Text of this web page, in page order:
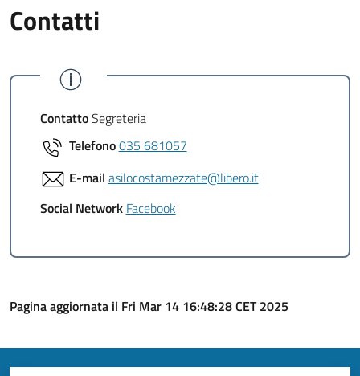
Contatti
ContattoSegreteria
Telefono035 681057
E-mail asilocostamezzate@libero.it
Social Network Facebook
Pagina aggiornata il Fri Mar 14 16:48:28 CET 2025